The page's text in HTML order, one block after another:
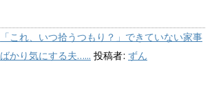
「これ、いつ拾うつもり？」できていない家事
ばかり気にする夫…... 投稿者: ずん